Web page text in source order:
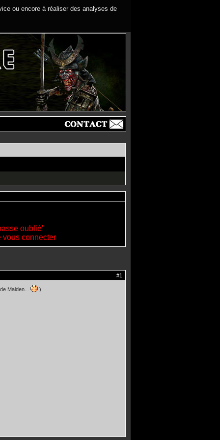
ou encore à réaliser des analyses de
oublié'
vous connecter
#1
Maiden... )